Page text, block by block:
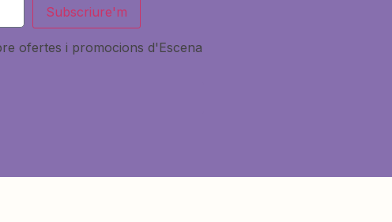
Subscriure'm
ofertes i promocions d'Escena